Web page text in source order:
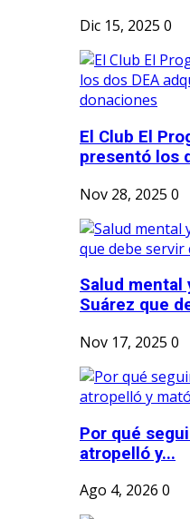
Dic 15, 2025 0
El Club El
presentó los
Nov 28, 2025 0
Salud mental
Suárez que
Nov 17, 2025 0
Por qué
atropelló y...
Ago 4, 2026 0